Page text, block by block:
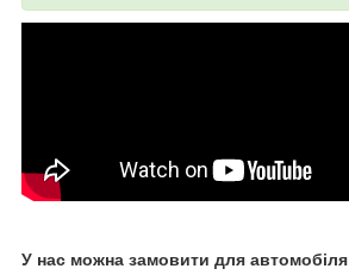
У нас можна замовити для автомобіля